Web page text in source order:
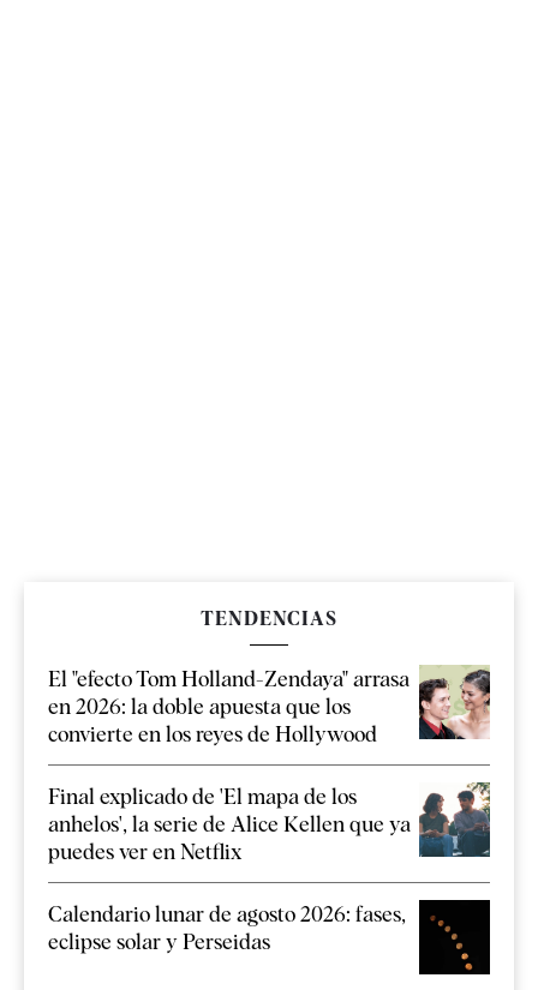
TENDENCIAS
El "efecto Tom Holland-Zendaya" arrasa
en 2026: la doble apuesta que los
convierte en los reyes de Hollywood
Final explicado de 'El mapa de los
anhelos', la serie de Alice Kellen que ya
puedes ver en Netflix
Calendario lunar de agosto 2026: fases,
eclipse solar y Perseidas